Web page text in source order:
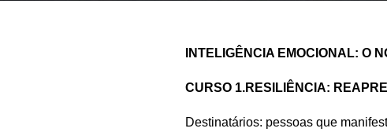
INTELIGÊNCIA EMOCIONAL: O
CURSO 1.RESILIÊNCIA:
Destinatários: pessoas que